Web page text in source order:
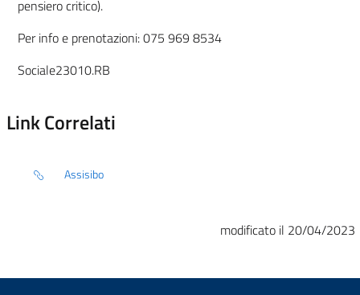
pensiero critico).
Per info e prenotazioni: 075 969 8534
Sociale23010.RB
Link Correlati
Assisibo
modificato il 20/04/2023